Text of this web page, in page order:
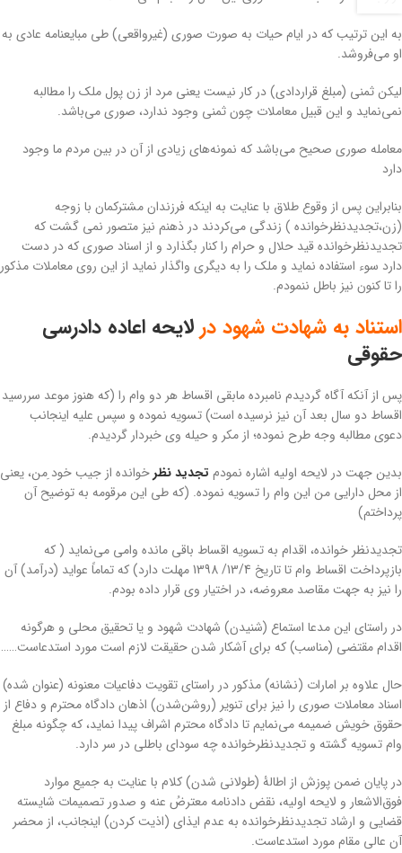
به اين ترتيب که در ايام حيات به صورت صوری (غیرواقعی) طی مبایعنامه عادی به
او مى‌فروشد.
ليکن ثمنى (مبلغ قراردادی) در کار نيست يعنى مرد از زن پول ملک را مطالبه
نمى‌نمايد و اين قبیل معاملات چون ثمنى وجود ندارد، صورى مى‌باشد.
معامله صورى صحيح مى‌باشد که نمونه‌هاى زيادى از آن در بين مردم ما وجود
دارد
بنابراین پس از وقوع طلاق با عنایت به اینکه فرزندان مشترکمان با زوجه
(زن،تجدیدنظرخوانده ) زندگی می‌کردند در ذهنم نیز متصور نمی گشت که
تجدیدنظرخوانده قید حلال و حرام را کنار بگذارد و از اسناد صوری که در دست
دارد سوء استفاده نماید و ملک را به دیگری واگذار نماید از این روی معاملات مذکور
را تا کنون نیز باطل ننمودم.
استناد به شهادت شهود در لایحه اعاده دادرسی
حقوقی
پس از آنکه آگاه گردیدم نامبرده مابقی اقساط هر دو وام را (که هنوز موعد سررسید
اقساط دو سال بعد آن نیز نرسیده است) تسویه نموده و سپس علیه اینجانب
دعوی مطالبه وجه طرح نموده؛ از مکر و حیله وی خبردار گردیدم.
بدین جهت در لایحه اولیه اشاره نمودم تجدید نظرخوانده از جیب خود ِمن، یعنی
از محل دارایی من این وام را تسویه نموده. (که طی این مرقومه به توضیح آن
پرداختم)
تجدیدنظر خوانده، اقدام به تسویه اقساط باقی مانده وامی می‌نماید ( که
بازپرداخت اقساط وام تا تاریخ 13/4/ 1398 مهلت دارد) که تماماً عواید (درآمد) آن
را نیز به جهت مقاصد معروضه، در اختیار وی قرار داده بودم.
در راستای این مدعا استماع (شنیدن) شهادت شهود و یا تحقیق محلی و هرگونه
اقدام مقتضی (مناسب) که برای آشکار شدن حقیقت لازم است مورد استدعاست……
حال علاوه بر امارات (نشانه) مذکور در راستای تقویت دفاعیات معنونه (عنوان شده)
اسناد معاملات صوری را نیز برای تنویر (روشن‌شدن) اذهان دادگاه محترم و دفاع از
حقوق خویش ضمیمه می‌نمایم تا دادگاه محترم اشراف پیدا نماید، که چگونه مبلغ
وام تسویه گشته و تجدیدنظرخوانده چه سودای باطلی در سر دارد.
در پایان ضمن پوزش از اطالۀ (طولانی شدن) کلام با عنایت به جمیع موارد
فوق‌الاشعار و لایحه اولیه، نقض دادنامه معترضُ عنه و صدور تصمیمات شایسته
قضایی و ارشاد تجدیدنظرخوانده به عدم ایذای (اذیت کردن) اینجانب، از محضر
آن عالی مقام مورد استدعاست.